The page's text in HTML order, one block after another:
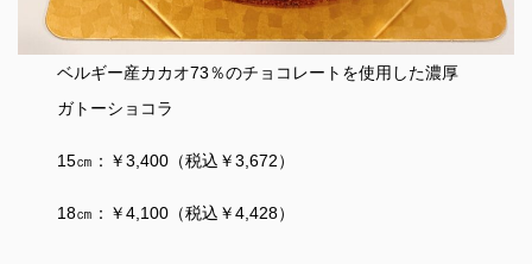
ベルギー産カカオ73％のチョコレートを使用した濃厚
ガトーショコラ
15㎝：￥3,400（税込￥3,672）
18㎝：￥4,100（税込￥4,428）